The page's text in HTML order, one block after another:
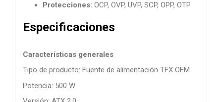
Protecciones: OCP, OVP, UVP, SCP, OPP, OTP
Especificaciones
Características generales
Tipo de producto: Fuente de alimentación TFX OEM
Potencia: 500 W